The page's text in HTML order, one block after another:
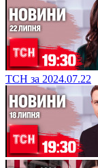
ТСН за 2024.07.22